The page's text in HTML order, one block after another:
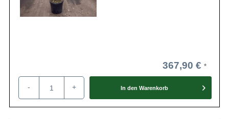
367,90 €
- + In den Warenkorb